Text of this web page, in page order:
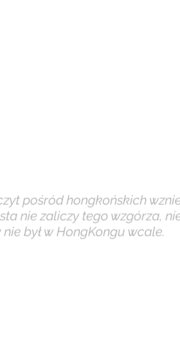
pośród hongkońskich
nie zaliczy tego wzgórza,
był w HongKongu wcale.